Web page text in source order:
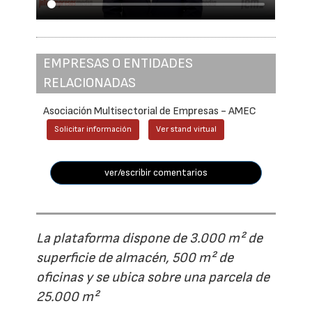
EMPRESAS O ENTIDADES
RELACIONADAS
Asociación Multisectorial de Empresas - AMEC
Solicitar información Ver stand virtual
ver/escribir comentarios
La plataforma dispone de 3.000 m² de
superficie de almacén, 500 m² de
oficinas y se ubica sobre una parcela de
25.000 m²